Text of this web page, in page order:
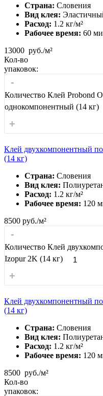
Страна: Словения
Вид клея:
Расход: 1.2 кг/м²
Рабочее время: 60
13000 руб./м²
Кол-во
упаковок:
-
Количество Клей Probond
однокомпонентный (14 кг)
+
Клей двухкомпонентный
(14 кг)
Страна: Словения
Вид клея:
Расход: 1.2 кг/м²
Рабочее время: 120
8500 руб./м²
-
Количество Клей
Izopur 2K (14 кг)
+
Клей двухкомпонентный
(14 кг)
Страна: Словения
Вид клея:
Расход: 1.2 кг/м²
Рабочее время: 120
8500 руб./м²
Кол-во
упаковок: